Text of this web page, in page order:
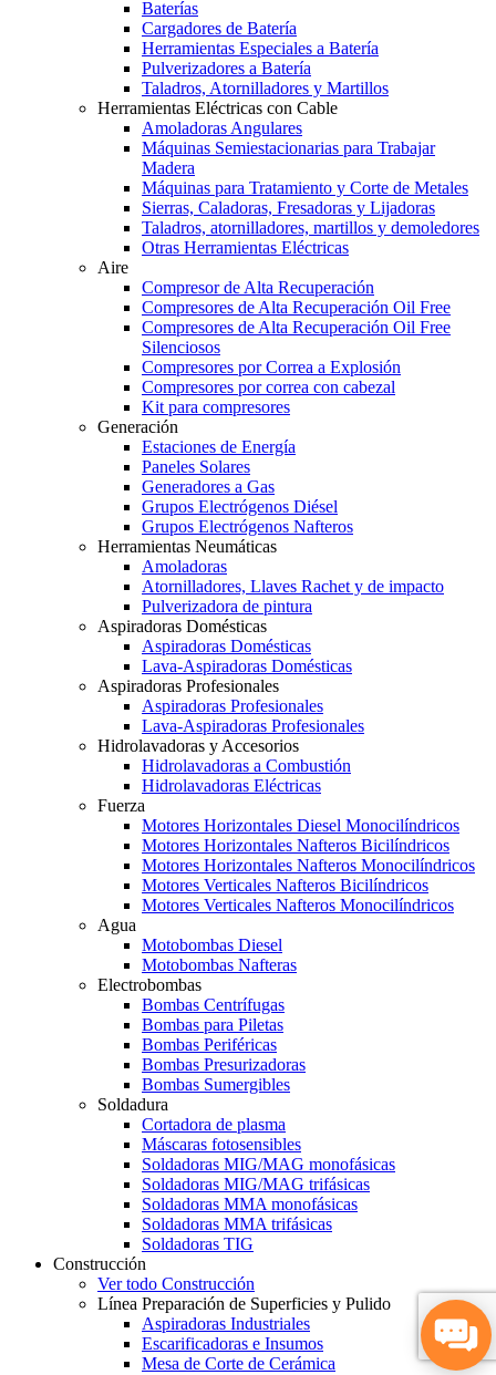
Baterías
Cargadores de Batería
Herramientas Especiales a Batería
Pulverizadores a Batería
Taladros, Atornilladores y Martillos
Herramientas Eléctricas con Cable
Amoladoras Angulares
Máquinas Semiestacionarias para Trabajar
Madera
Máquinas para Tratamiento y Corte de Metales
Sierras, Caladoras, Fresadoras y Lijadoras
Taladros, atornilladores, martillos y demoledores
Otras Herramientas Eléctricas
Aire
Compresor de Alta Recuperación
Compresores de Alta Recuperación Oil Free
Compresores de Alta Recuperación Oil Free
Silenciosos
Compresores por Correa a Explosión
Compresores por correa con cabezal
Kit para compresores
Generación
Estaciones de Energía
Paneles Solares
Generadores a Gas
Grupos Electrógenos Diésel
Grupos Electrógenos Nafteros
Herramientas Neumáticas
Amoladoras
Atornilladores, Llaves Rachet y de impacto
Pulverizadora de pintura
Aspiradoras Domésticas
Aspiradoras Domésticas
Lava-Aspiradoras Domésticas
Aspiradoras Profesionales
Aspiradoras Profesionales
Lava-Aspiradoras Profesionales
Hidrolavadoras y Accesorios
Hidrolavadoras a Combustión
Hidrolavadoras Eléctricas
Fuerza
Motores Horizontales Diesel Monocilíndricos
Motores Horizontales Nafteros Bicilíndricos
Motores Horizontales Nafteros Monocilíndricos
Motores Verticales Nafteros Bicilíndricos
Motores Verticales Nafteros Monocilíndricos
Agua
Motobombas Diesel
Motobombas Nafteras
Electrobombas
Bombas Centrífugas
Bombas para Piletas
Bombas Periféricas
Bombas Presurizadoras
Bombas Sumergibles
Soldadura
Cortadora de plasma
Máscaras fotosensibles
Soldadoras MIG/MAG monofásicas
Soldadoras MIG/MAG trifásicas
Soldadoras MMA monofásicas
Soldadoras MMA trifásicas
Soldadoras TIG
Construcción
Ver todo Construcción
Línea Preparación de Superficies y Pulido
Aspiradoras Industriales
Escarificadoras e Insumos
Mesa de Corte de Cerámica